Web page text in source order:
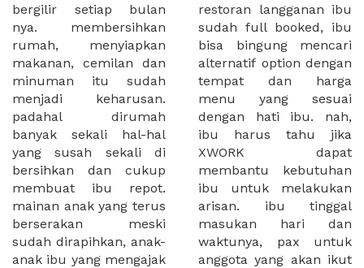
bergilir setiap bulan
nya. membersihkan
rumah, menyiapkan
makanan, cemilan dan
minuman itu sudah
menjadi keharusan.
padahal dirumah
banyak sekali hal-hal
yang susah sekali di
bersihkan dan cukup
membuat ibu repot.
mainan anak yang terus
berserakan meski
sudah dirapihkan, anak-
anak ibu yang mengajak
restoran langganan ibu
sudah full booked, ibu
bisa bingung mencari
alternatif option dengan
tempat dan harga
menu yang sesuai
dengan hati ibu. nah,
ibu harus tahu jika
XWORK dapat
membantu kebutuhan
ibu untuk melakukan
arisan. ibu tinggal
masukan hari dan
waktunya, pax untuk
anggota yang akan ikut